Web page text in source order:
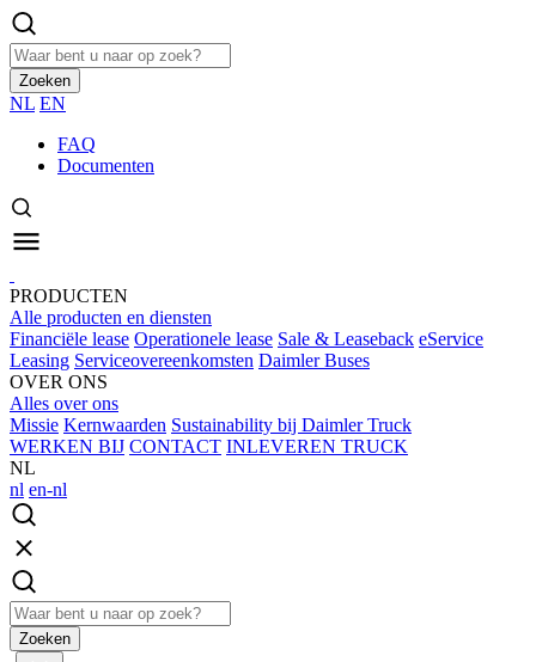
Zoeken
NL EN
FAQ
Documenten
PRODUCTEN
Alle producten en diensten
Financiële lease Operationele lease Sale & Leaseback eService
Leasing Serviceovereenkomsten Daimler Buses
OVER ONS
Alles over ons
Missie Kernwaarden Sustainability bij Daimler Truck
WERKEN BIJ CONTACT INLEVEREN TRUCK
NL
nl en-nl
Zoeken